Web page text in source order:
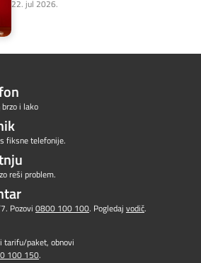
22. jul 2026.
brzo i lako
fiksne telefonije.
reši problem.
Pozovi 0800 100 100. Pogledaj vodič.
tarifu/paket, obnovi
100 150.